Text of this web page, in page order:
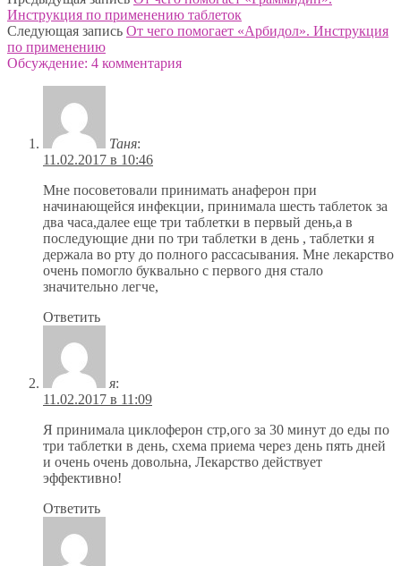
Инструкция по применению таблеток
Следующая запись От чего помогает «Арбидол». Инструкция
по применению
Обсуждение: 4 комментария
Таня:
11.02.2017 в 10:46
Мне посоветовали принимать анаферон при
начинающейся инфекции, принимала шесть таблеток за
два часа,далее еще три таблетки в первый день,а в
последующие дни по три таблетки в день , таблетки я
держала во рту до полного рассасывания. Мне лекарство
очень помогло буквально с первого дня стало
значительно легче,
Ответить
я:
11.02.2017 в 11:09
Я принимала циклоферон стр,ого за 30 минут до еды по
три таблетки в день, схема приема через день пять дней
и очень очень довольна, Лекарство действует
эффективно!
Ответить